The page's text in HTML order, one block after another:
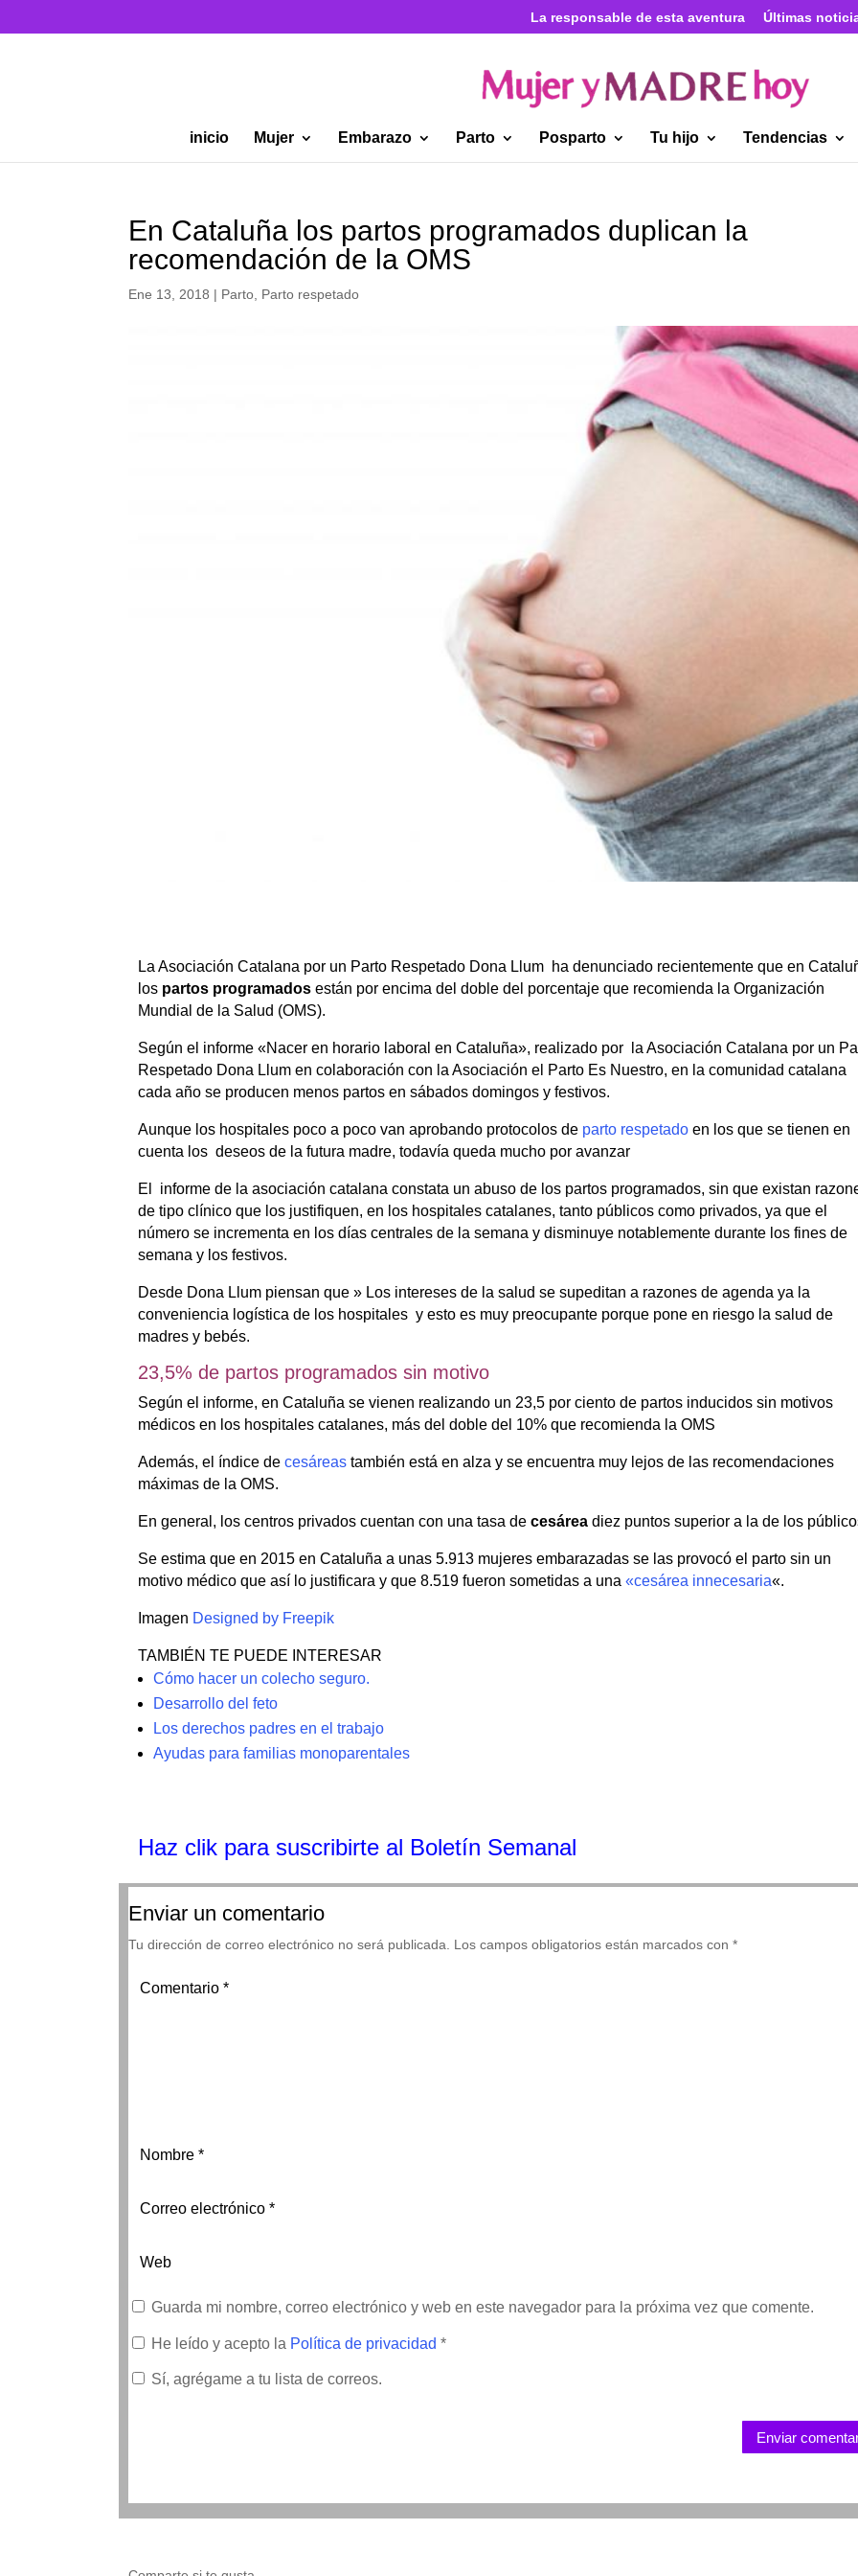
La responsable de esta aventura Últimas
inicio Mujer Embarazo Parto Posparto Tu hijo Tendencias
En Cataluña los partos programados duplican la
recomendación de la OMS
Ene 13, 2018 | Parto Parto respetado
La Asociación Catalana por un Parto Respetado Dona Llum ha denunciado recientemente que en
los partos programados están por encima del doble del porcentaje que recomienda la Organización
Mundial de la Salud (OMS).
Según el informe «Nacer en horario laboral en Cataluña», realizado por la Asociación Catalana por un
Respetado Dona Llum en colaboración con la Asociación el Parto Es Nuestro, en la comunidad catalana
cada año se producen menos partos en sábados domingos y festivos.
Aunque los hospitales poco a poco van aprobando protocolos de parto respetado en los que se tienen en
cuenta los deseos de la futura madre, todavía queda mucho por avanzar
El informe de la asociación catalana constata un abuso de los partos programados, sin que existan
de tipo clínico que los justifiquen, en los hospitales catalanes, tanto públicos como privados, ya que el
número se incrementa en los días centrales de la semana y disminuye notablemente durante los fines de
semana y los festivos.
Desde Dona Llum piensan que » Los intereses de la salud se supeditan a razones de agenda ya la
conveniencia logística de los hospitales y esto es muy preocupante porque pone en riesgo la salud de
madres y bebés.
23,5% de partos programados sin motivo
Según el informe, en Cataluña se vienen realizando un 23,5 por ciento de partos inducidos sin motivos
médicos en los hospitales catalanes, más del doble del 10% que recomienda la OMS
Además, el índice decesáreas también está en alza y se encuentra muy lejos de las recomendaciones
máximas de la OMS.
En general, los centros privados cuentan con una tasa de cesárea diez puntos superior a la de los
Se estima que en 2015 en Cataluña a unas 5.913 mujeres embarazadas se las provocó el parto sin un
motivo médico que así lo justificara y que 8.519 fueron sometidas a una«cesárea innecesaria«.
Imagen Designed by Freepik
TAMBIÉN TE PUEDE INTERESAR
Cómo hacer un colecho seguro.
Desarrollo del feto
Los derechos padres en el trabajo
Ayudas para familias monoparentales
Haz clik para suscribirte al Boletín Semanal
Enviar un comentario
Tu dirección de correo electrónico no será publicada. Los campos obligatorios están marcados con*
Guarda mi nombre, correo electrónico y web en este navegador para la próxima vez que comente.
He leído y acepto la Política de privacidad*
Sí, agrégame a tu lista de correos.
Enviar